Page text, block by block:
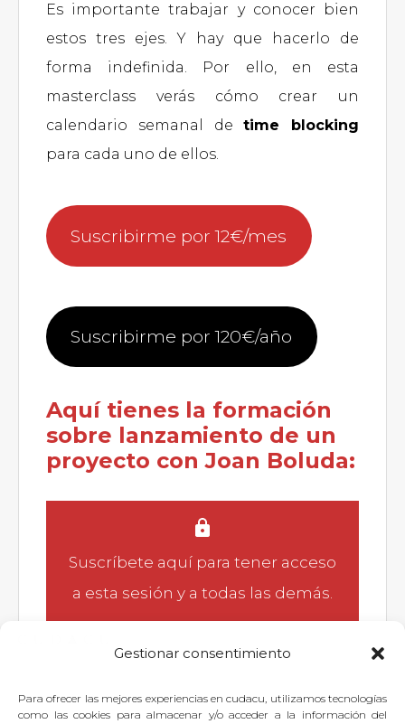
Gestionar consentimiento
Para ofrecer las mejores experiencias en cudacu, utilizamos tecnologías
como las cookies para almacenar y/o acceder a la información del
Es importante trabajar y conocer bien
estos tres ejes. Y hay que hacerlo de
forma indefinida. Por ello, en esta
masterclass verás cómo crear un
calendario semanal detime blocking
para cada uno de ellos.
Suscribirme por 12€/mes
Suscribirme por 120€/año
Aquí tienes la formación
sobre lanzamiento de un
proyecto con Joan Boluda:
Suscríbete aquí para tener acceso
a esta sesión y a todas las demás.
Si quieres dejar tu pregunta para